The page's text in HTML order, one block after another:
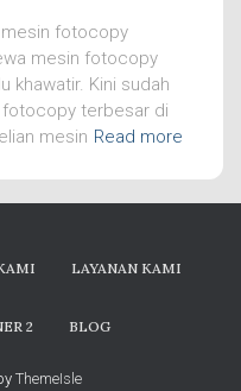
fotocopy
mesin fotocopy
khawatir. Kini sudah
fotocopy terbesar di
mesin Read more
LAYANAN KAMI
2 BLOG
ThemeIsle